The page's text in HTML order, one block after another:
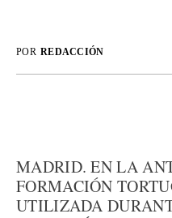
POR REDACCIÓN
MADRID. EN LA
FORMACIÓN
UTILIZADA